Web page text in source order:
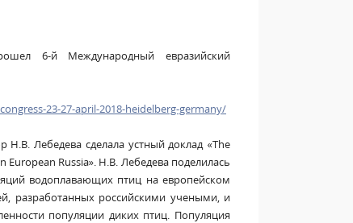
6-й Международный евразийский
23-27-april-2018-heidelberg-germany/
Лебедева сделала устный доклад «The
Russia». Н.В. Лебедева поделилась
водоплавающих птиц на европейском
разработанных российскими учеными, и
популяции диких птиц. Популяция